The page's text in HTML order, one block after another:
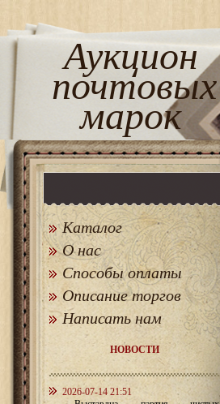
Аукцион
почтовых
марок
Каталог
О нас
Способы оплаты
Описание торгов
Написать нам
НОВОСТИ
2026-07-14 21:51